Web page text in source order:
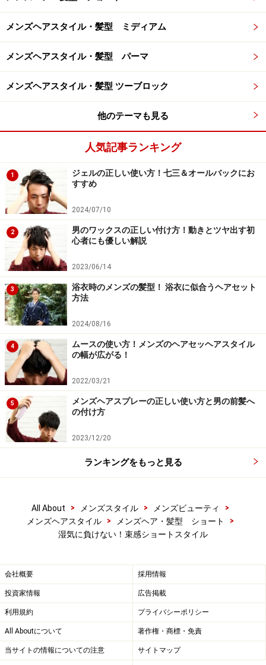
髪質：ややクセ～やや直毛
毛量：やや少ない～多い
硬さ：やや柔らかい～硬い
※記事内容は執筆時点のものです。最新の内容をご確認くださ
い。
1/2 次のページへ
メンズヘアスタイル・髪型 ミディアム
メンズヘアスタイル・髪型 パーマ
メンズヘアスタイル・髪型 ツーブロック
他のテーマも見る
人気記事ランキング
1
ジェルの正しい使い方！七三＆オールバックにお
すすめ
2024/07/10
2
男のワックスの正しい付け方！動きとツヤ出す初
心者にも優しい解説
2023/06/14
3
浴衣時のメンズの髪型！ 浴衣に似合うヘアセット
方法
2024/08/16
4
ムースの使い方！メンズのヘアセッヘアスタイル
の幅が広がる！
2022/03/21
5
メンズヘアスプレーの正しい使い方と男の前髪へ
の付け方
2023/12/20
ランキングをもっと見る
All About > メンズスタイル > メンズビューティ
>
メンズヘアスタイル
> メンズヘア・髪型 ショート
>
湿気に負けない！束感ショートスタイル
会社概要 採用情報
投資家情報 広告掲載
利用規約 プライバシーポリシー
All Aboutについて 著作権・商標・免責
当サイトの情報についての注意 サイトマップ